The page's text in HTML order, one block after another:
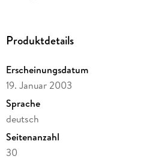
aufgeteilt. Um ihren Einfluß im
waren die UdSSR, vor allem unter
nicht immer "wählerisch" in Bezug auf
Einflussnahme. So ließ die
Tschechoslowakei die
der Armee niederschlagen und
sibirische Verbannung. Die
ihrerseits mit Senator Mc Carthy zu
Produktdetails
Erscheinungsdatum
19. Januar 2003
Sprache
deutsch
Seitenanzahl
30